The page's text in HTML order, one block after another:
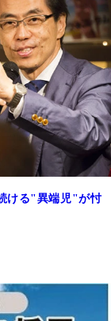
ける"異端児"が忖